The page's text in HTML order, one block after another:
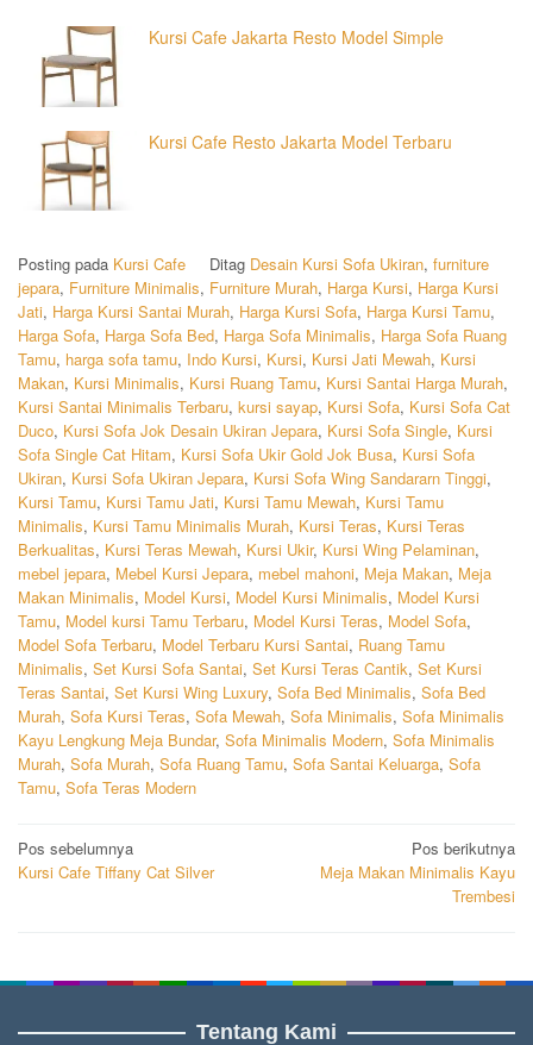
Kursi Cafe Jakarta Resto Model Simple
Kursi Cafe Resto Jakarta Model Terbaru
Posting pada Kursi Cafe Ditag Desain Kursi Sofa Ukiran, furniture
jepara, Furniture Minimalis, Furniture Murah, Harga Kursi, Harga Kursi
Jati, Harga Kursi Santai Murah, Harga Kursi Sofa, Harga Kursi Tamu,
Harga Sofa, Harga Sofa Bed, Harga Sofa Minimalis, Harga Sofa Ruang
Tamu, harga sofa tamu, Indo Kursi, Kursi, Kursi Jati Mewah, Kursi
Makan, Kursi Minimalis, Kursi Ruang Tamu, Kursi Santai Harga Murah,
Kursi Santai Minimalis Terbaru, kursi sayap, Kursi Sofa, Kursi Sofa Cat
Duco, Kursi Sofa Jok Desain Ukiran Jepara, Kursi Sofa Single, Kursi
Sofa Single Cat Hitam, Kursi Sofa Ukir Gold Jok Busa, Kursi Sofa
Ukiran, Kursi Sofa Ukiran Jepara, Kursi Sofa Wing Sandararn Tinggi,
Kursi Tamu, Kursi Tamu Jati, Kursi Tamu Mewah, Kursi Tamu
Minimalis, Kursi Tamu Minimalis Murah, Kursi Teras, Kursi Teras
Berkualitas, Kursi Teras Mewah, Kursi Ukir, Kursi Wing Pelaminan,
mebel jepara, Mebel Kursi Jepara, mebel mahoni, Meja Makan, Meja
Makan Minimalis, Model Kursi, Model Kursi Minimalis, Model Kursi
Tamu, Model kursi Tamu Terbaru, Model Kursi Teras, Model Sofa,
Model Sofa Terbaru, Model Terbaru Kursi Santai, Ruang Tamu
Minimalis, Set Kursi Sofa Santai, Set Kursi Teras Cantik, Set Kursi
Teras Santai, Set Kursi Wing Luxury, Sofa Bed Minimalis, Sofa Bed
Murah, Sofa Kursi Teras, Sofa Mewah, Sofa Minimalis, Sofa Minimalis
Kayu Lengkung Meja Bundar, Sofa Minimalis Modern, Sofa Minimalis
Murah, Sofa Murah, Sofa Ruang Tamu, Sofa Santai Keluarga, Sofa
Tamu, Sofa Teras Modern
Navigasi
pos
Pos sebelumnya
Kursi Cafe Tiffany Cat Silver
Pos berikutnya
Meja Makan Minimalis Kayu
Trembesi
Tentang Kami